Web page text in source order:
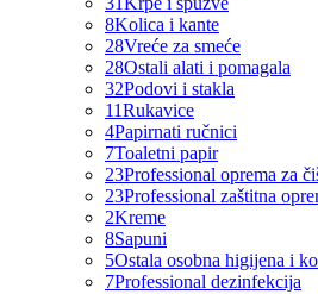
8Kolica i kante
28Vreće za smeće
28Ostali alati i pomagala
32Podovi i stakla
11Rukavice
4Papirnati ručnici
7Toaletni papir
23Professional oprema za
23Professional zaštitna
2Kreme
8Sapuni
5Ostala osobna higijena i
7Professional dezinfekcija